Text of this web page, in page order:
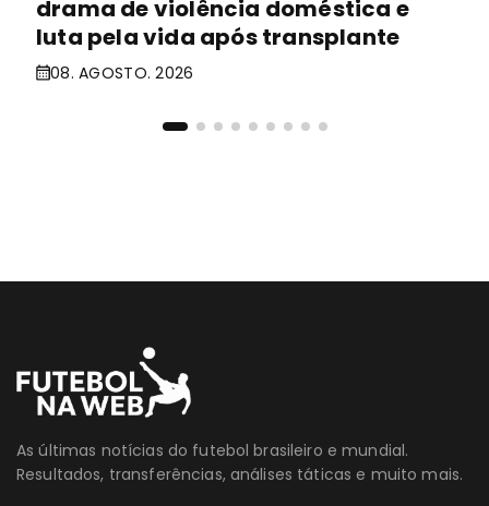
drama de violência doméstica e
luta pela vida após transplante
08. AGOSTO. 2026
As últimas notícias do futebol brasileiro e mundial.
Resultados, transferências, análises táticas e muito mais.